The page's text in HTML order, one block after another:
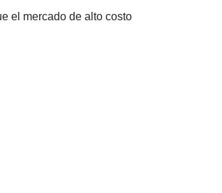
el mercado de alto costo